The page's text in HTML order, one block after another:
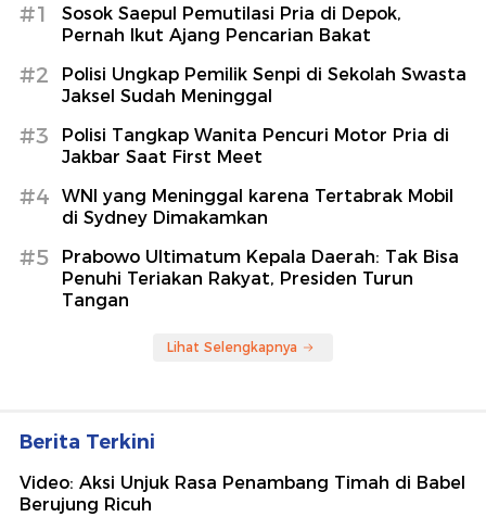
#1
Sosok Saepul Pemutilasi Pria di Depok,
Pernah Ikut Ajang Pencarian Bakat
#2
Polisi Ungkap Pemilik Senpi di Sekolah Swasta
Jaksel Sudah Meninggal
#3
Polisi Tangkap Wanita Pencuri Motor Pria di
Jakbar Saat First Meet
#4
WNI yang Meninggal karena Tertabrak Mobil
di Sydney Dimakamkan
#5
Prabowo Ultimatum Kepala Daerah: Tak Bisa
Penuhi Teriakan Rakyat, Presiden Turun
Tangan
Lihat Selengkapnya
Berita Terkini
Video: Aksi Unjuk Rasa Penambang Timah di Babel
Berujung Ricuh